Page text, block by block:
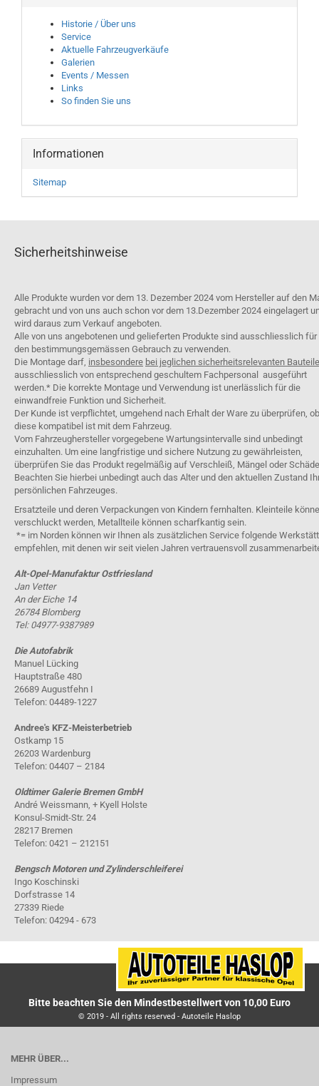
Historie / Über uns
Service
Aktuelle Fahrzeugverkäufe
Galerien
Events / Messen
Links
So finden Sie uns
Informationen
Sitemap
Sicherheitshinweise
Alle Produkte wurden vor dem 13. Dezember 2024 vom Hersteller auf den
gebracht und von uns auch schon vor dem 13.Dezember 2024 eingelagert
wird daraus zum Verkauf angeboten.
Alle von uns angebotenen und gelieferten Produkte sind ausschliesslich für
den bestimmungsgemässen Gebrauch zu verwenden.
Die Montage darf, insbesondere bei jeglichen sicherheitsrelevanten
ausschliesslich von entsprechend geschultem Fachpersonal ausgeführt
werden.* Die korrekte Montage und Verwendung ist unerlässlich für die
einwandfreie Funktion und Sicherheit.
Der Kunde ist verpflichtet, umgehend nach Erhalt der Ware zu überprüfen, ob
diese kompatibel ist mit dem Fahrzeug.
Vom Fahrzeughersteller vorgegebene Wartungsintervalle sind unbedingt
einzuhalten. Um eine langfristige und sichere Nutzung zu gewährleisten,
überprüfen Sie das Produkt regelmäßig auf Verschleiß, Mängel oder
Beachten Sie hierbei unbedingt auch das Alter und den aktuellen Zustand
persönlichen Fahrzeuges.
Ersatzteile und deren Verpackungen von Kindern fernhalten. Kleinteile
verschluckt werden, Metallteile können scharfkantig sein.
*= im Norden können wir Ihnen als zusätzlichen Service folgende
empfehlen, mit denen wir seit vielen Jahren vertrauensvoll
Alt-Opel-Manufaktur Ostfriesland
Jan Vetter
An der Eiche 14
26784 Blomberg
Tel: 04977-9387989
Die Autofabrik
Manuel Lücking
Hauptstraße 480
26689 Augustfehn I
Telefon: 04489-1227
Andree's KFZ-Meisterbetrieb
Ostkamp 15
26203 Wardenburg
Telefon: 04407 – 2184
Oldtimer Galerie Bremen GmbH
André Weissmann, + Kyell Holste
Konsul-Smidt-Str. 24
28217 Bremen
Telefon: 0421 – 212151
Bengsch Motoren und Zylinderschleiferei
Ingo Koschinski
Dorfstrasse 14
27339 Riede
Telefon: 04294 - 673
Bitte beachten Sie den Mindestbestellwert von 10,00 Euro
© 2019 - All rights reserved - Autoteile Haslop
MEHR ÜBER...
Impressum